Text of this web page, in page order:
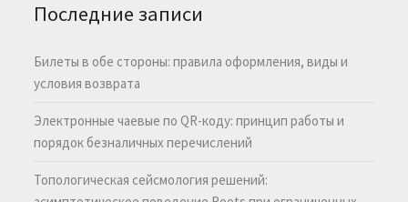
Последние записи
Билеты в обе стороны: правила оформления, виды и
условия возврата
Электронные чаевые по QR-коду: принцип работы и
порядок безналичных перечислений
Топологическая сейсмология решений: